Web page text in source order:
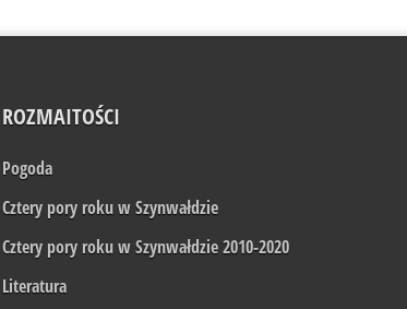
ROZMAITOŚCI
Pogoda
Cztery pory roku w Szynwałdzie
Cztery pory roku w Szynwałdzie 2010-2020
Literatura